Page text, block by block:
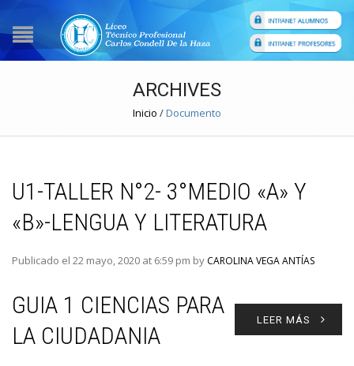
ARCHIVES
Inicio /Documento
U1-TALLER N°2- 3°MEDIO «A» Y
«B»-LENGUA Y LITERATURA
Publicado el 22 mayo, 2020 at 6:59 pm by CAROLINA VEGA ANTÍAS
LEER MÁS
GUIA 1 CIENCIAS PARA
LA CIUDADANIA